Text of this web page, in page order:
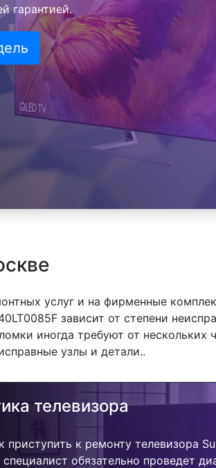
обратно.
услуг и на фирменные
зависит от степени
иногда требуют от нескольких
узлы и детали..
телевизора
приступить к ремонту телевизора
специалист обязательно проведет